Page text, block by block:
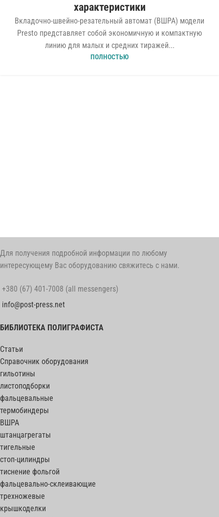
характеристики
Вкладочно-швейно-резательный автомат (ВШРА) модели
Presto представляет собой экономичную и компактную
линию для малых и средних тиражей...
ПОЛНОСТЬЮ
Для получения подробной информации по любому
интересующему Вас оборудованию свяжитесь с нами.
+380 (67) 401-7008 (all messengers)
info@post-press.net
БИБЛИОТЕКА ПОЛИГРАФИСТА
Статьи
Справочник оборудования
гильотины
листоподборки
фальцевальные
термобиндеры
ВШРА
штанцагрегаты
тигельные
стоп-цилиндры
тиснение фольгой
фальцевально-склеивающие
трехножевые
крышкоделки